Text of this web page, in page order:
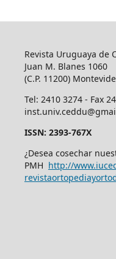
Revista Uruguaya de
Juan M. Blanes 1060
(C.P. 11200)
Tel: 2410 3274 - Fax
ISSN: 2393-767X
¿Desea cosechar
PMH http://